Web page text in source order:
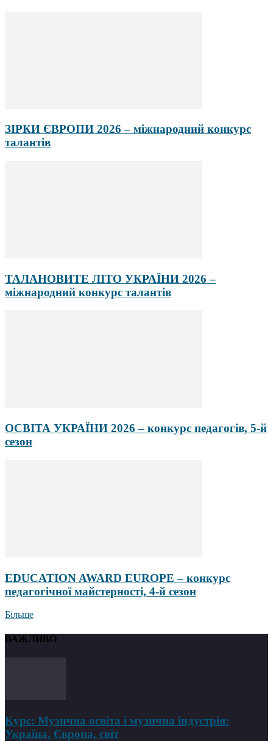
ЗІРКИ ЄВРОПИ 2026 – міжнародний конкурс
талантів
ТАЛАНОВИТЕ ЛІТО УКРАЇНИ 2026 –
міжнародний конкурс талантів
ОСВІТА УКРАЇНИ 2026 – конкурс педагогів, 5-й
сезон
EDUCATION AWARD EUROPE – конкурс
педагогічної майстерності, 4-й сезон
Більше
ВАЖЛИВО
Курс: Музична освіта і музична індустрія:
Україна, Європа, світ